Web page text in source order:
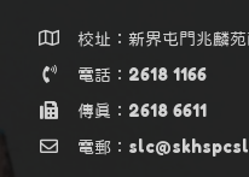
校址：新界屯門兆麟
電話：2618 1166
傳真：2618 6611
電郵：